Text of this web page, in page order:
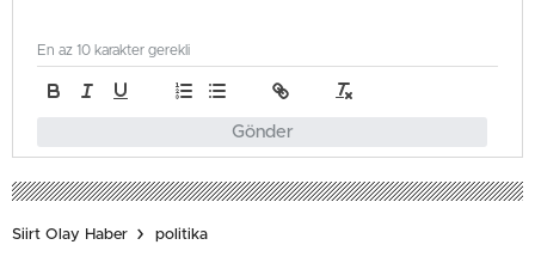
Gönder
En az 10 karakter gerekli
Siirt Olay Haber politika